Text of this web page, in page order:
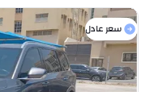
سعر عادل